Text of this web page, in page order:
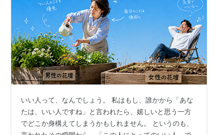
いい人って、なんでしょう。 私はもし、誰かから「あな
たは、いい人ですね」と言われたら、嬉しいと思う一方
でどこか身構えてしまうかもしれません。 というのも、